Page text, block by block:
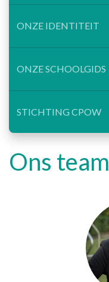
ONZE IDENTITEIT
ONZE SCHOOLGIDS
STICHTING CPOW
Ons team